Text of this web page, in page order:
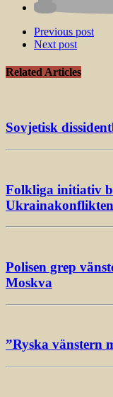
Previous post
Next post
Related Articles
Sovjetisk
Folkliga initiativ
Ukrainakonflikten
Polisen grep
Moskva
”Ryska vänstern